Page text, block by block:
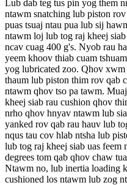
Lub dab teg tus pin yog them
ntawm snatching lub piston
puas tsuaj ntau pua lub sij
ntawm loj lub tog raj kheej
ncav cuag 400 g's. Nyob rau
yeem khoov thiab cuam
yog lubricated zoo. Qhov
thaum lub piston thim rov qab
ntawm qhov tso pa tawm.
kheej siab rau cushion qhov
nrho qhov hnyav ntawm lub
yanked rov qab rau hauv lub
nqus tau cov hlab ntsha lub
lub tog raj kheej siab uas feem
degrees tom qab qhov chaw
Ntawm no, lub inertia loading
cushioned los ntawm lub zog